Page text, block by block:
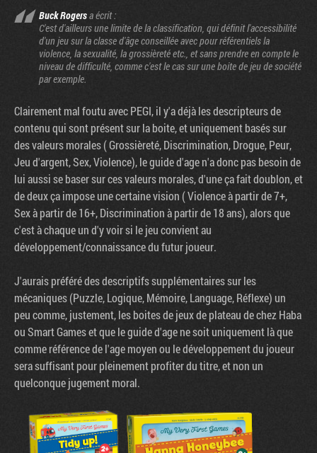
Buck Rogersa écrit :
C'est d'ailleurs une limite de la classification, qui définit l'accessibilité
d'un jeu sur la classe d'âge conseillée avec pour référentiels la
violence, la sexualité, la grossièreté etc., et sans prendre en compte le
niveau de difficulté, comme c'est le cas sur une boite de jeu de société
par exemple.
Clairement mal foutu avec PEGI, il y'a déjà les descripteurs de
contenu qui sont présent sur la boite, et uniquement basés sur
des valeurs morales ( Grossièreté, Discrimination, Drogue, Peur,
Jeu d'argent, Sex, Violence), le guide d'age n'a donc pas besoin de
lui aussi se baser sur ces valeurs morales, d'une ça fait doublon, et
de deux ça impose une certaine vision ( Violence à partir de 7+,
Sex à partir de 16+, Discrimination à partir de 18 ans), alors que
c'est à chaque un d'y voir si le jeu convient au
développement/connaissance du futur joueur.
J'aurais préféré des descriptifs supplémentaires sur les
mécaniques (Puzzle, Logique, Mémoire, Language, Réflexe) un
peu comme, justement, les boites de jeux de plateau de chez Haba
ou Smart Games et que le guide d'age ne soit uniquement là que
comme référence de l'age moyen ou le développement du joueur
sera suffisant pour pleinement profiter du titre, et non un
quelconque jugement moral.